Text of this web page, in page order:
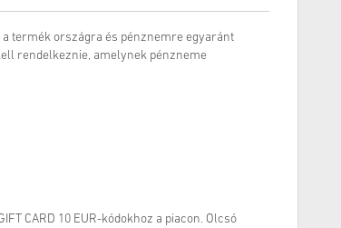
termék országra és pénznemre egyaránt
rendelkeznie, amelynek pénzneme
CARD 10 EUR-kódokhoz a piacon. Olcsó